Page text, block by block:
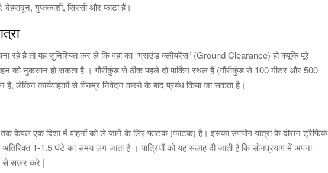
गुप्तकाशी, सिरसी और फाटा हैं।
रहे है तो यह सुनिश्चित कर ले कि वहां का “ग्राउंड क्लीयरेंस” (Ground Clearance) हो क्यूंकि पूरे
को नुकसान हो सकता है । गौरीकुंड से ठीक पहले दो पार्किंग स्थल हैं (गौरीकुंड से 100 मीटर और 500
है, लेकिन कार्यवाहकों से विनम्र निवेदन करने के बाद प्रबंध किया जा सकता है।
केवल एक दिशा में वाहनों को ले जाने के लिए फाटक (फाटक) है। इसका उपयोग यात्रा के दौरान ट्रैफिक
1-1.5 घंटे का समय लग जाता है । यात्रियों को यह सलाह दी जाती है कि सोनप्रयाग में अपना
से सफ़र करे |